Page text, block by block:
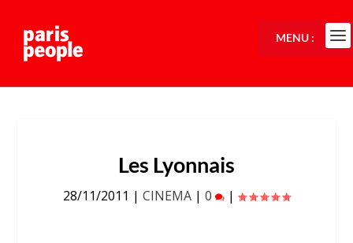
Les Lyonnais
28/11/2011 | CINEMA | 0 |
MENU :